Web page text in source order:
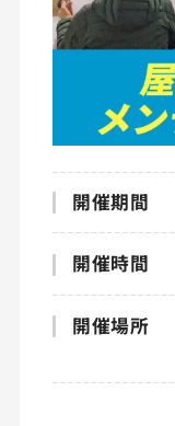
開催期間
開催時間
開催場所